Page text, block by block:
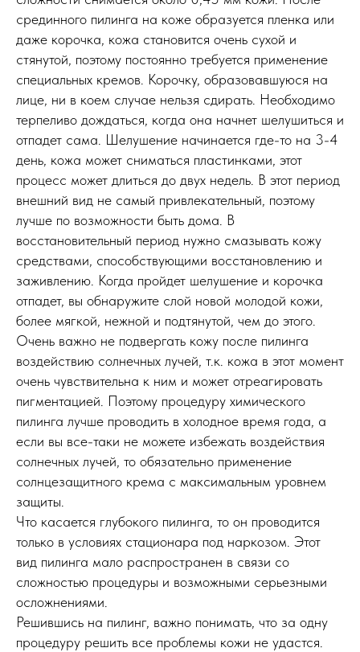
срединного пилинга на коже образуется пленка или
даже корочка, кожа становится очень сухой и
стянутой, поэтому постоянно требуется применение
специальных кремов. Корочку, образовавшуюся на
лице, ни в коем случае нельзя сдирать. Необходимо
терпеливо дождаться, когда она начнет шелушиться и
отпадет сама. Шелушение начинается где-то на 3-4
день, кожа может сниматься пластинками, этот
процесс может длиться до двух недель. В этот период
внешний вид не самый привлекательный, поэтому
лучше по возможности быть дома. В
восстановительный период нужно смазывать кожу
средствами, способствующими восстановлению и
заживлению. Когда пройдет шелушение и корочка
отпадет, вы обнаружите слой новой молодой кожи,
более мягкой, нежной и подтянутой, чем до этого.
Очень важно не подвергать кожу после пилинга
воздействию солнечных лучей, т.к. кожа в этот момент
очень чувствительна к ним и может отреагировать
пигментацией. Поэтому процедуру химического
пилинга лучше проводить в холодное время года, а
если вы все-таки не можете избежать воздействия
солнечных лучей, то обязательно применение
солнцезащитного крема с максимальным уровнем
защиты.
Что касается глубокого пилинга, то он проводится
только в условиях стационара под наркозом. Этот
вид пилинга мало распространен в связи со
сложностью процедуры и возможными серьезными
осложнениями.
Решившись на пилинг, важно понимать, что за одну
процедуру решить все проблемы кожи не удастся.